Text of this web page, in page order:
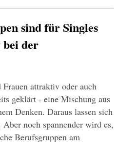
sind für Singles
der
attraktiv oder auch
geklärt - eine Mischung aus
Denken. Daraus lassen sich
Aber noch spannender wird es,
Berufsgruppen am